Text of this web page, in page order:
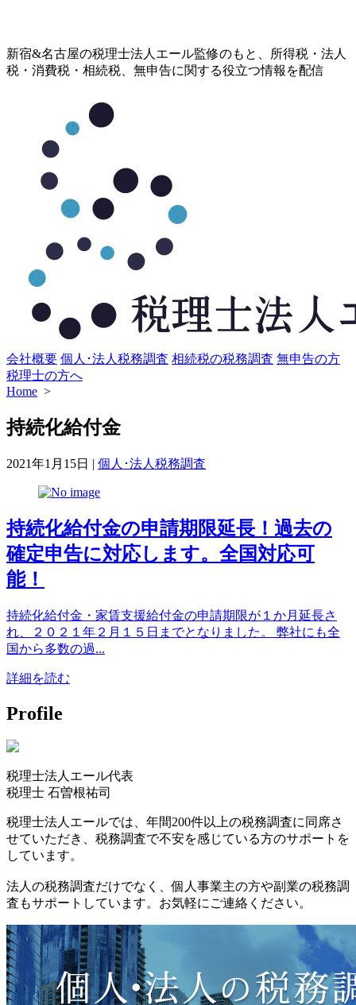
コ
ン
新宿&名古屋の税理士法人エール監修のもと、所得税・法人
税・消費税・相続税、無申告に関する役立つ情報を配信
会社概要 個人･法人税務調査 相続税の税務調査 無申告の方
税理士の方へ
Home >
持続化給付金
2021年1月15日 | カ
ゴ
ー
個人･法人税務調査
持続化給付金の申請期限延長！過去の
確定申告に対応します。全国対応可
能！
持続化給付金・家賃支援給付金の申請期限が１か月延長さ
れ、２０２１年２月１５日までとなりました。 弊社にも全
国から多数の過...
詳細を読む
Profile
税理士法人エール代表
税理士 石曽根祐司
税理士法人エールでは、年間200件以上の税務調査に同席さ
せていただき、税務調査で不安を感じている方のサポートを
しています。
法人の税務調査だけでなく、個人事業主の方や副業の税務調
査もサポートしています。お気軽にご連絡ください。